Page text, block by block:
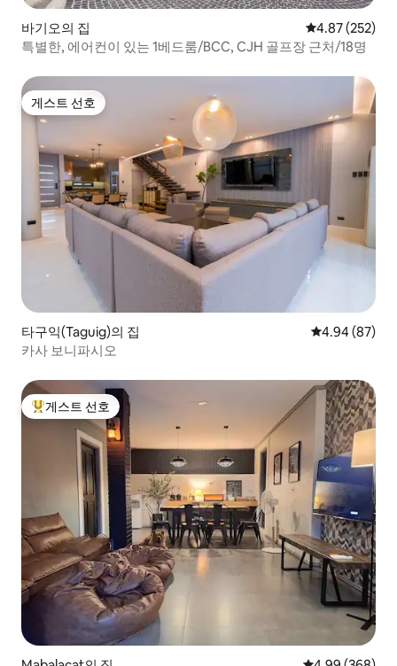
바기오의 집 평점 4.87점(5
4.87 (252)
특별한, 에어컨이 있는 1베드룸/BCC, CJH 골프장 근처/18명
게스트 선호
게스트 선호
타구익(Taguig)의 집 평점 4.94점(5
4.94 (87)
카사 보니파시오
상위 게스트 선호
게스트 선호